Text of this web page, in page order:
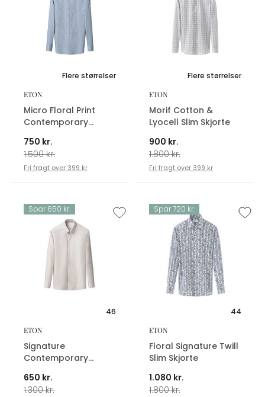
Flere størrelser
ETON
Micro Floral Print
Contemporary
750 kr.
1.500 kr.
Fri fragt over 399 kr
Flere størrelser
ETON
Morif Cotton &
Lyocell Slim Skjorte
900 kr.
1.800 kr.
Fri fragt over 399 kr
Spar 650 kr.
46
ETON
Signature
Contemporary
650 kr.
1.300 kr.
Spar 720 kr.
44
ETON
Floral Signature Twill
Slim Skjorte
1.080 kr.
1.800 kr.